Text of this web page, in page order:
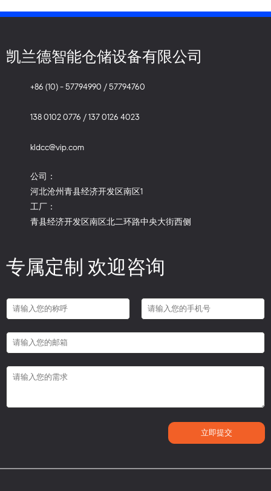
凯兰德智能仓储设备有限公司
+86 (10) - 57794990 / 57794760
138 0102 0776 / 137 0126 4023
kldcc@vip.com
公司：
河北沧州青县经济开发区南区1
工厂：
青县经济开发区南区北二环路中央大街西侧
专属定制 欢迎咨询